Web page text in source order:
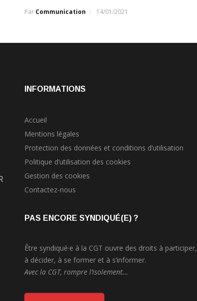
Par Communication 14/01/2021
INFORMATIONS
Accueil
Mentions légales
Protection des données et conditions d’utilisation
Politique d’utilisation des cookies
Gestion des cookies
Contactez-nous
PAS ENCORE SYNDIQUÉ(E) ?
Être syndiqué·e à la CGT ouvre des droits à participer,
à décider, à se former et à s’informer.
Avec la CGT, rompre l’isolement…